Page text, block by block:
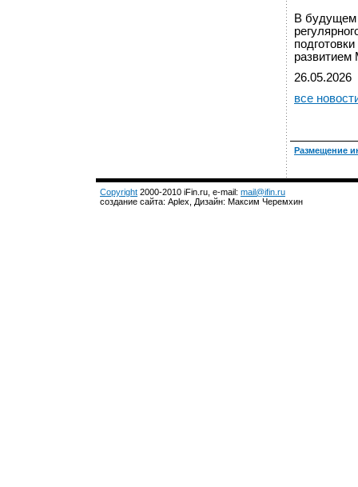
В будущем
развитием
26.05.2026
все
Размещение
Copyright 2000-2010 iFin.ru, e-mail: mail@ifin.ru
создание сайта: Aplex, Дизайн: Максим Черемхин